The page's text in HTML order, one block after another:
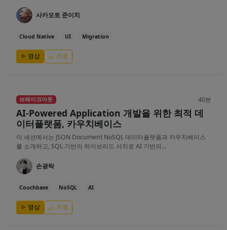
사카모토 준이치
Cloud Native UI Migration
영상 자료
브레이크아웃 40분
AI-Powered Application 개발을 위한 최적 데
이터플랫폼, 카우치베이스
이 세션에서는 JSON Document NoSQL 데이터플랫폼과 카우치베이스
를 소개하고, SQL 기반의 하이브리드 서치로 AI 기반의...
손광락
Couchbase NoSQL AI
영상 자료